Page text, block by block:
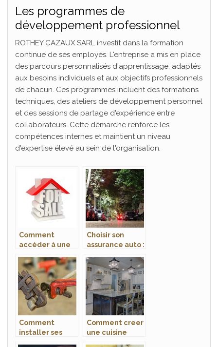
Les programmes de
développement professionnel
ROTHEY CAZAUX SARL investit dans la formation
continue de ses employés. L'entreprise a mis en place
des parcours personnalisés d'apprentissage, adaptés
aux besoins individuels et aux objectifs professionnels
de chacun. Ces programmes incluent des formations
techniques, des ateliers de développement personnel
et des sessions de partage d'expérience entre
collaborateurs. Cette démarche renforce les
compétences internes et maintient un niveau
d'expertise élevé au sein de l'organisation.
Comment
accéder à une
maison sans
inscription ?
Choisir son
assurance auto :
prendre ?
Comment
installer ses
Comment creer
une cuisine